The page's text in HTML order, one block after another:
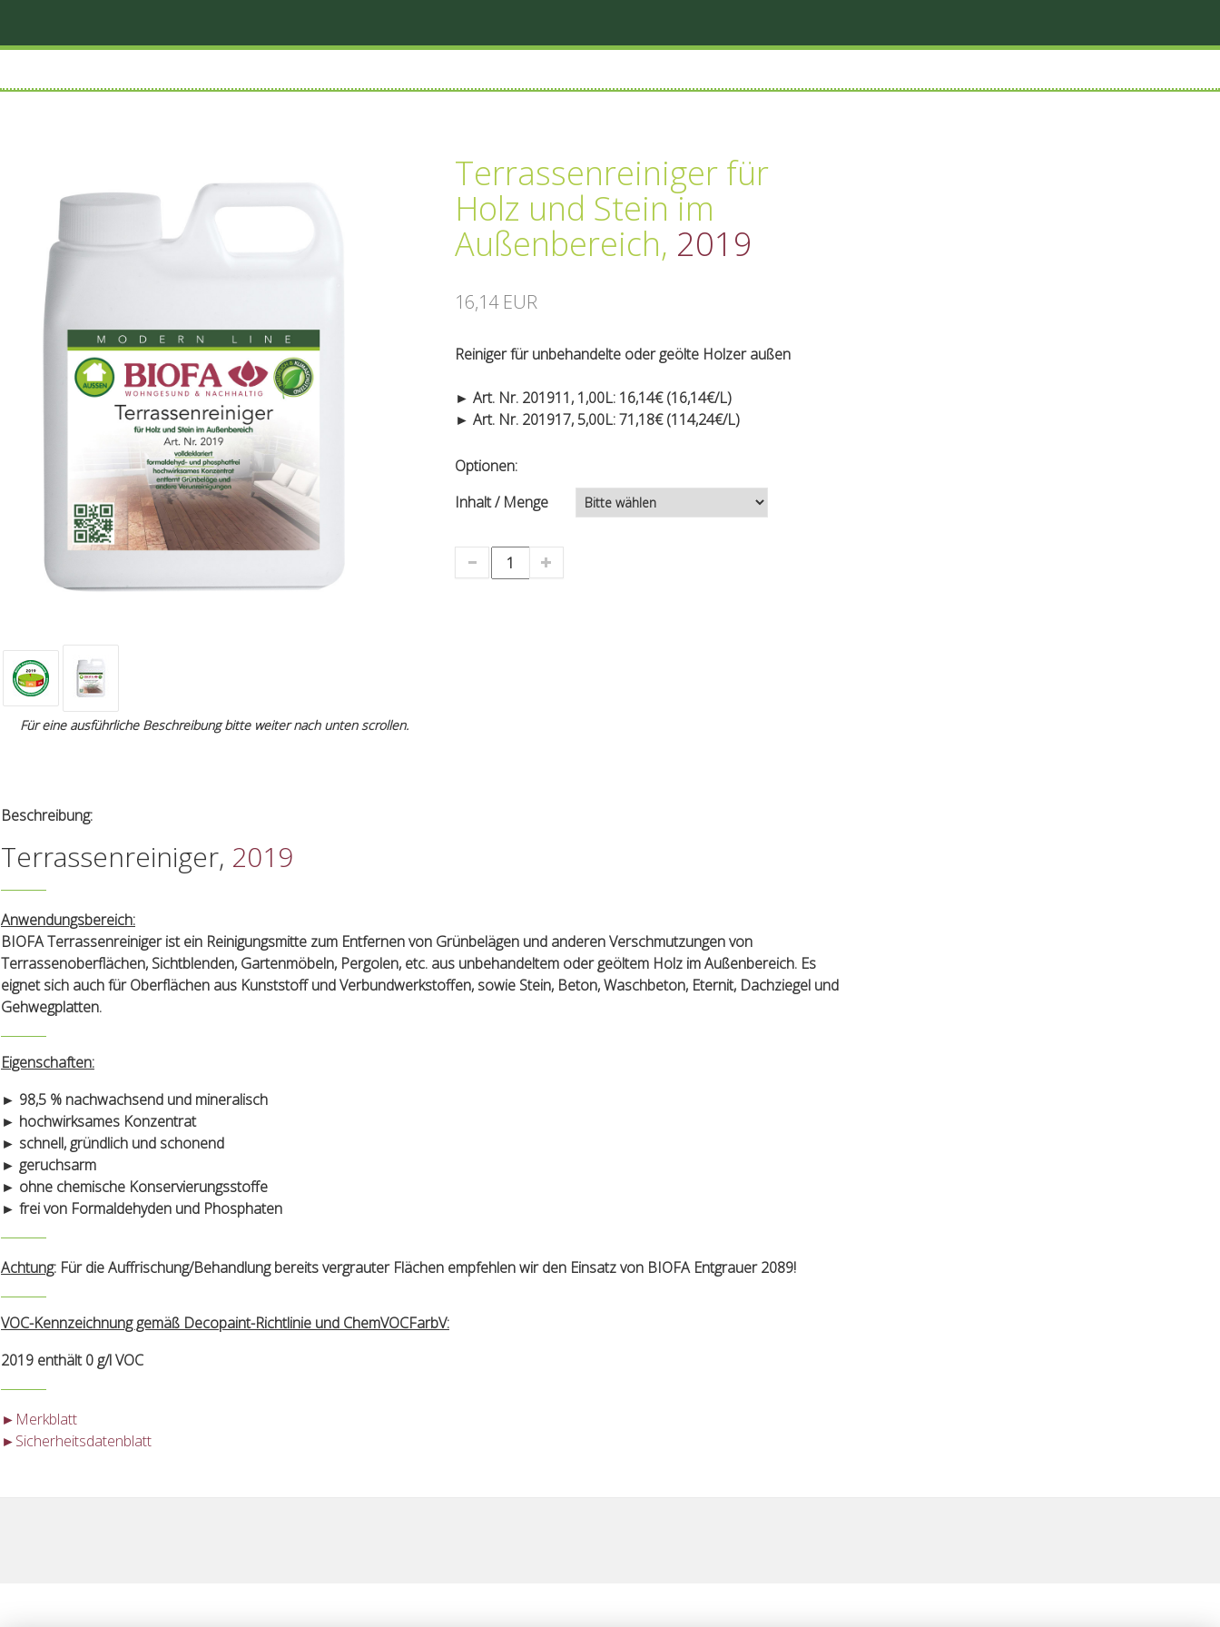
Für eine ausführliche Beschreibung bitte weiter nach unten scrollen.
Terrassenreiniger für
Holz und Stein im
Außenbereich, 2019
16,14 EUR
Reiniger für unbehandelte oder geölte Holzer außen
► Art. Nr. 201911, 1,00L: 16,14€ (16,14€/L)
► Art. Nr. 201917, 5,00L: 71,18€ (114,24€/L)
Optionen:
Inhalt / Menge
Beschreibung:
Terrassenreiniger, 2019
Anwendungsbereich:
BIOFA Terrassenreiniger ist ein Reinigungsmitte zum Entfernen von Grünbelägen und anderen Verschmutzungen von
Terrassenoberflächen, Sichtblenden, Gartenmöbeln, Pergolen, etc. aus unbehandeltem oder geöltem Holz im Außenbereich. Es
eignet sich auch für Oberflächen aus Kunststoff und Verbundwerkstoffen, sowie Stein, Beton, Waschbeton, Eternit, Dachziegel und
Gehwegplatten.
Eigenschaften:
► 98,5 % nachwachsend und mineralisch
► hochwirksames Konzentrat
► schnell, gründlich und schonend
► geruchsarm
► ohne chemische Konservierungsstoffe
► frei von Formaldehyden und Phosphaten
Achtung: Für die Auffrischung/Behandlung bereits vergrauter Flächen empfehlen wir den Einsatz von BIOFA Entgrauer 2089!
VOC-Kennzeichnung gemäß Decopaint-Richtlinie und ChemVOCFarbV:
2019 enthält 0 g/l VOC
►Merkblatt
►Sicherheitsdatenblatt